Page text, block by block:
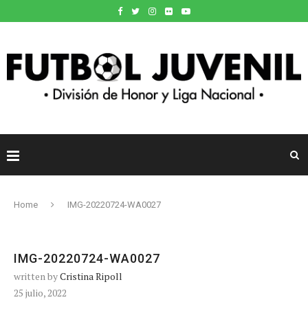
Home IMG-20220724-WA0027
IMG-20220724-WA0027
written byCristina Ripoll
25 julio, 2022